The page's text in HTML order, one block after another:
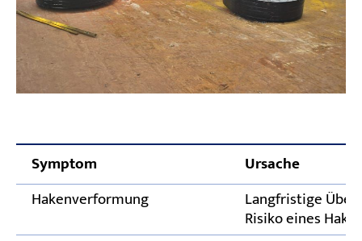
Symptom
Ursache
Hakenverformung
Langfristige
Risiko eines